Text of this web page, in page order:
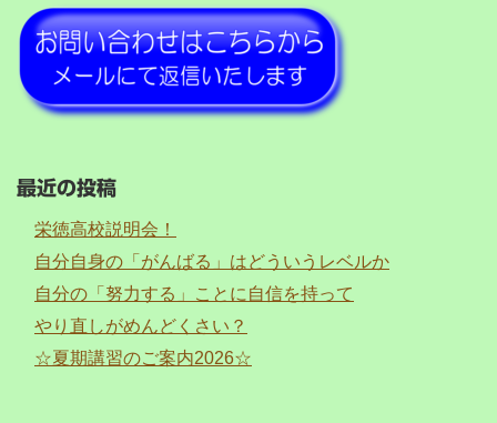
最近の投稿
栄徳高校説明会！
自分自身の「がんばる」はどういうレベルか
自分の「努力する」ことに自信を持って
やり直しがめんどくさい？
☆夏期講習のご案内2026☆